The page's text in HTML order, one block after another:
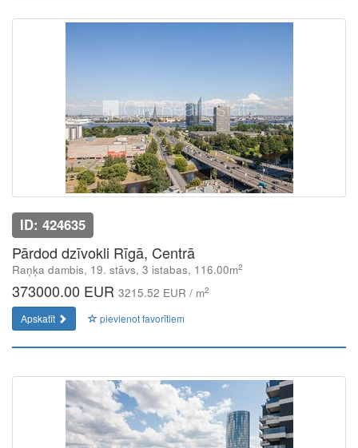
ID: 424635
Pārdod dzīvokli Rīgā, Centrā
Raņķa dambis, 19. stāvs, 3 istabas, 116.00m2
373000.00 EUR 3215.52 EUR / m2
Apskatīt pievienot favorītiem